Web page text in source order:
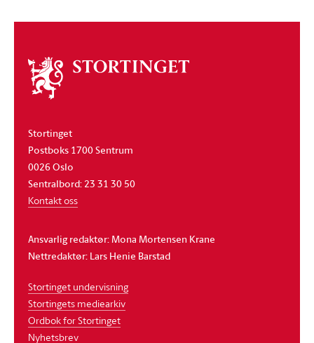
Om
stortinget
Stortinget
Postboks 1700 Sentrum
0026 Oslo
Sentralbord: 23 31 30 50
Kontakt oss
Ansvarlig redaktør: Mona Mortensen Krane
Nettredaktør: Lars Henie Barstad
Stortinget undervisning
Stortingets mediearkiv
Ordbok for Stortinget
Nyhetsbrev